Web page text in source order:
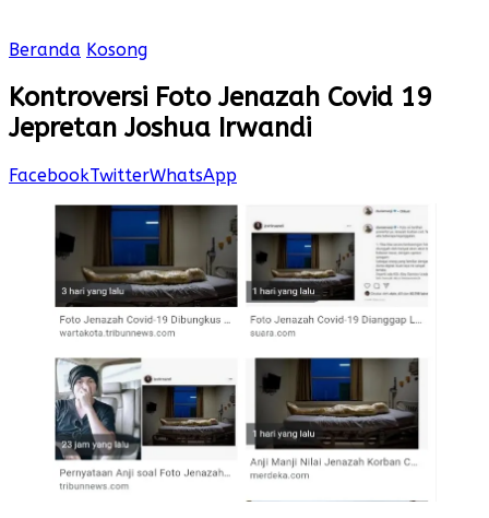
Beranda Kosong
Kontroversi Foto Jenazah Covid 19
Jepretan Joshua Irwandi
FacebookTwitterWhatsApp